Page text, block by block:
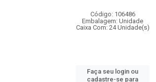
Código: 106486
Embalagem: Unidade
Caixa Com: 24 Unidade(s)
Faça seu login ou
cadastre-se para